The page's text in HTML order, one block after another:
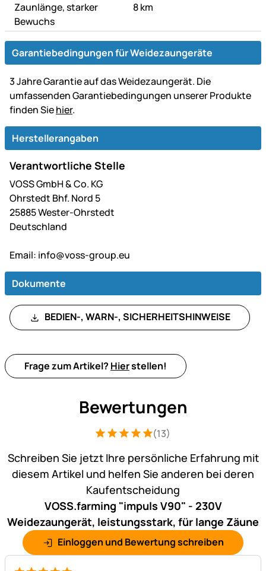
Zaunlänge, starker
Bewuchs
8 km
Garantiebedingungen für Weidezaungeräte
3 Jahre Garantie auf das Weidezaungerät. Die
umfassenden Garantiebedingungen unserer Produkte
finden Siehier.
Herstellerangaben
Verantwortliche Stelle
VOSS GmbH & Co. KG
Ohrstedt Bhf. Nord 5
25885 Wester-Ohrstedt
Deutschland
Email: info@voss-group.eu
Dokumente
BEDIEN-, WARN-, SICHERHEITSHINWEISE
Frage zum Artikel? Hierstellen!
Bewertungen
Bewertung: 5 von 5 (13 Bewertungen)
13 Bewertungen
(13)
Schreiben Sie jetzt Ihre persönliche Erfahrung mit
diesem Artikel und helfen Sie anderen bei deren
Kaufentscheidung
VOSS.farming "impuls V90" - 230V
Weidezaungerät, leistungsstark, für lange Zäune
Einloggen und Bewertung schreiben